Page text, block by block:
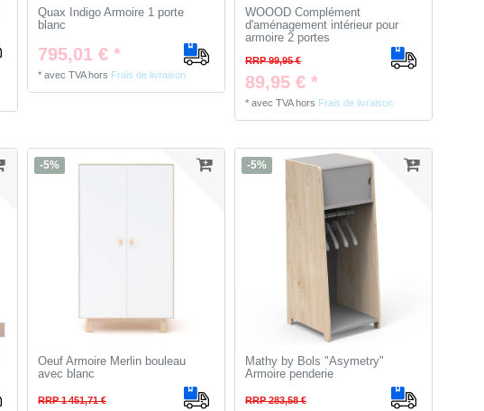
Quax Indigo Armoire 1 porte
blanc
795,01 € *
*avec TVAhors Frais de livraison
WOOOD Complément
d'aménagement intérieur pour
armoire 2 portes
RRP 99,95 €
89,95 € *
*avec TVAhors Frais de livraison
-5%
Oeuf Armoire Merlin bouleau
avec blanc
RRP 1 451,71 €
-5%
Mathy by Bols "Asymetry"
Armoire penderie
RRP 283,58 €